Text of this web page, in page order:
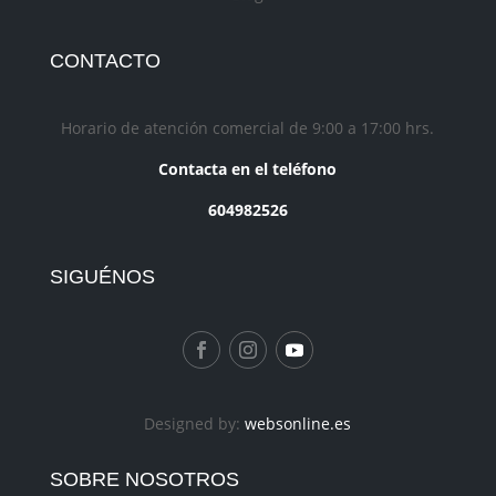
CONTACTO
Horario de atención comercial de 9:00 a 17:00 hrs.
Contacta en el teléfono
604982526
SIGUÉNOS
Designed by:websonline.es
SOBRE NOSOTROS